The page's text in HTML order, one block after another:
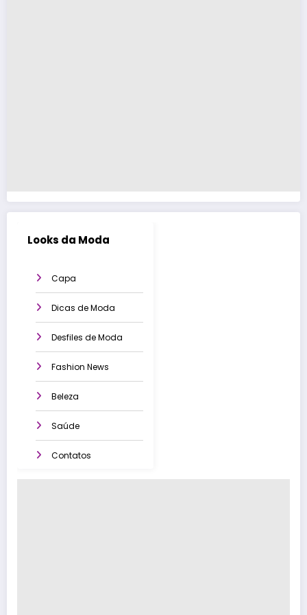
Looks da Moda
Capa
Dicas de Moda
Desfiles de Moda
Fashion News
Beleza
Saúde
Contatos